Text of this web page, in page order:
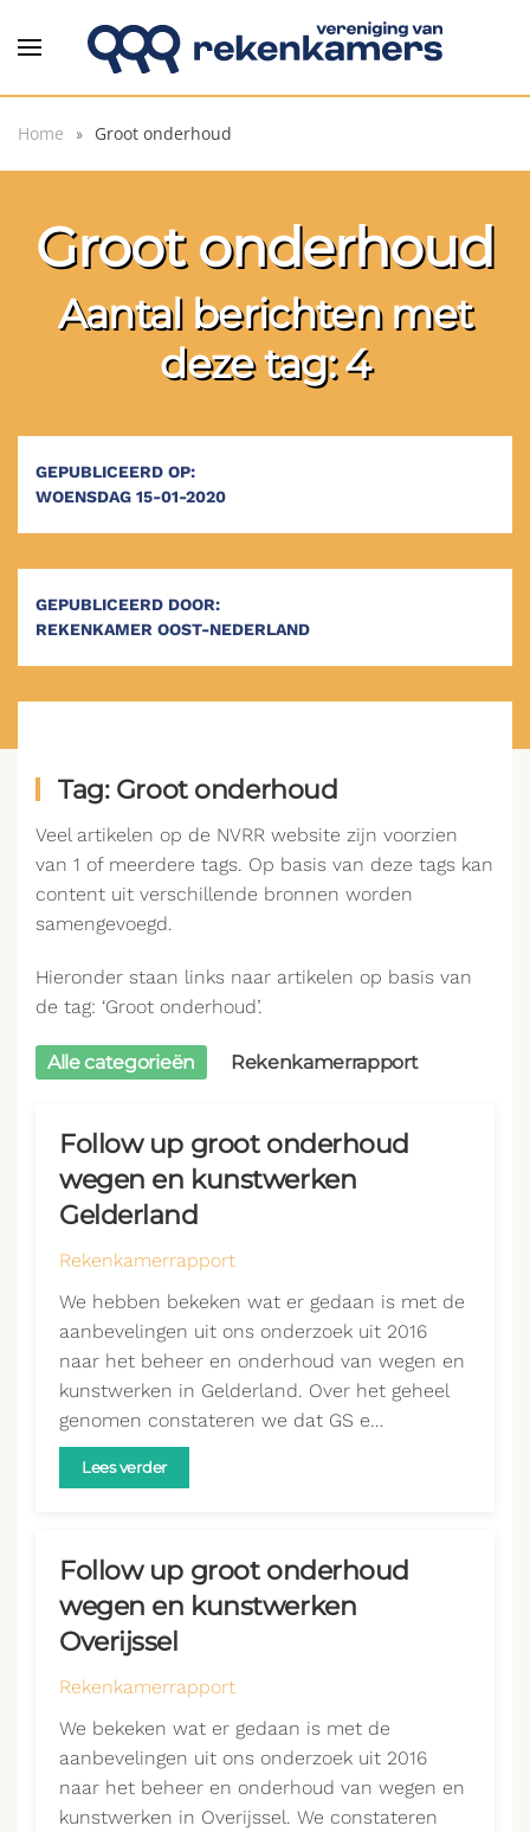
Overslaan en naar de inhoud gaan
Home Groot onderhoud
Groot onderhoud
Aantal berichten met
deze tag: 4
GEPUBLICEERD OP:
WOENSDAG 15-01-2020
GEPUBLICEERD DOOR:
REKENKAMER OOST-NEDERLAND
Tag: Groot onderhoud
Veel artikelen op de NVRR website zijn voorzien
van 1 of meerdere tags. Op basis van deze tags kan
content uit verschillende bronnen worden
samengevoegd.
Hieronder staan links naar artikelen op basis van
de tag: ‘Groot onderhoud’.
Alle categorieën Rekenkamerrapport
Follow up groot onderhoud
wegen en kunstwerken
Gelderland
Rekenkamerrapport
We hebben bekeken wat er gedaan is met de
aanbevelingen uit ons onderzoek uit 2016
naar het beheer en onderhoud van wegen en
kunstwerken in Gelderland. Over het geheel
genomen constateren we dat GS e…
Lees verder
Follow up groot onderhoud
wegen en kunstwerken
Overijssel
Rekenkamerrapport
We bekeken wat er gedaan is met de
aanbevelingen uit ons onderzoek uit 2016
naar het beheer en onderhoud van wegen en
kunstwerken in Overijssel. We constateren